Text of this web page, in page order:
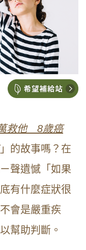
救他 8歲癌
」的故事嗎？在
聲遺憾「如果
有什麼症狀很
會是嚴重疾
幫助判斷。